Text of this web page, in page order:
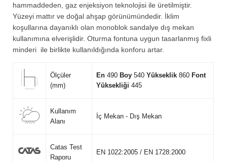
hammaddeden, gaz enjeksiyon teknolojisi ile üretilmiştir.
Yüzeyi mattır ve doğal ahşap görünümündedir. İklim
koşullarına dayanıklı olan monoblok sandalye dış mekan
kullanımına elverişlidir. Oturma fontuna uygun tasarlanmış fixli
minderi ile birlikte kullanıldığında konforu artar.
Ölçüler
(mm)
En 490 Boy 540Yükseklik 860 Font
Yüksekliği 445
Kullanım
Alanı
İç Mekan - Dış Mekan
Catas Test
Raporu
EN 1022:2005 / EN 1728:2000